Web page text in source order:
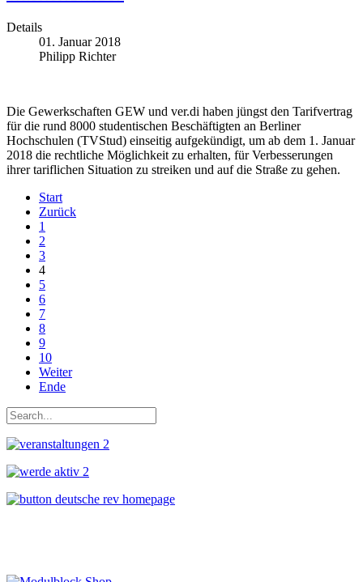
Details
01. Januar 2018
Philipp Richter
Die Gewerkschaften GEW und ver.di haben jüngst den Tarifvertrag
für die rund 8000 studentischen Beschäftigten an Berliner
Hochschulen (TVStud) einseitig aufgekündigt, um ab dem 1. Januar
2018 die rechtliche Möglichkeit zu erhalten, für Verbesserungen
ihrer tariflichen Situation zu streiken und auf die Straße zu gehen.
Start
Zurück
1
2
3
4
5
6
7
8
9
10
Weiter
Ende